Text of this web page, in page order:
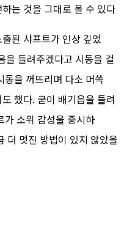
는 것을 그대로 볼 수 있다
된 샤프트가 인상 깊었
을 들려주겠다고 시동을 걸
을 꺼뜨리며 다소 머쓱
했다. 굳이 배기음을 들려
가 소위 감성을 중시하
더 멋진 방법이 있지 않았을